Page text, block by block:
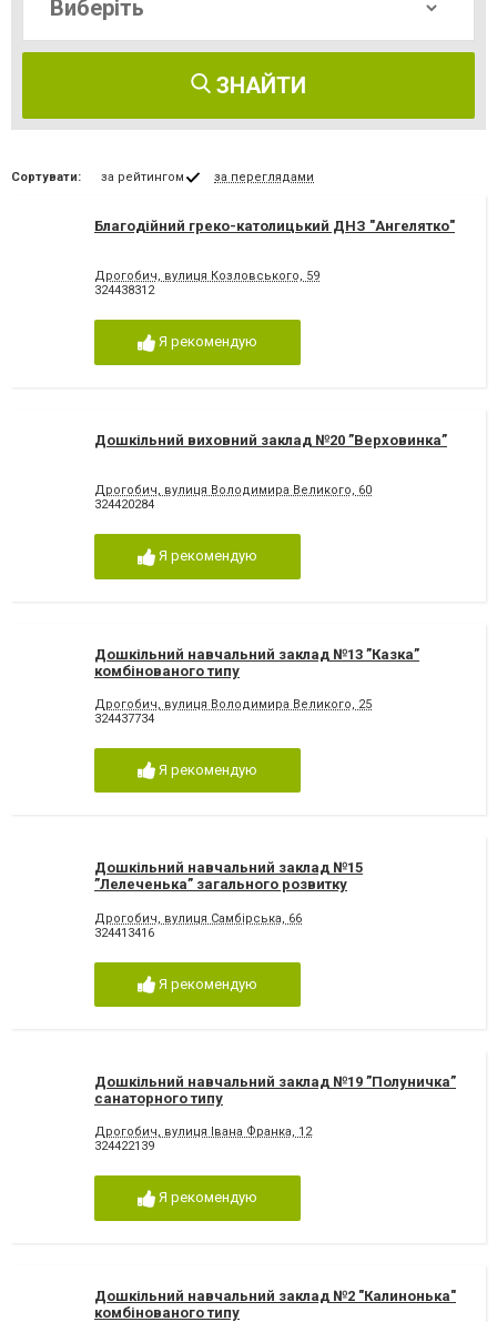
ЗНАЙТИ
Сортувати: за рейтингом за переглядами
Благодійний греко-католицький ДНЗ "Ангелятко"
Дрогобич, вулиця Козловського, 59
324438312
Я рекомендую
Дошкільний виховний заклад №20 ”Верховинка”
Дрогобич, вулиця Володимира Великого, 60
324420284
Я рекомендую
Дошкільний навчальний заклад №13 ”Казка”
комбінованого типу
Дрогобич, вулиця Володимира Великого, 25
324437734
Я рекомендую
Дошкільний навчальний заклад №15
”Лелеченька” загального розвитку
Дрогобич, вулиця Самбірська, 66
324413416
Я рекомендую
Дошкільний навчальний заклад №19 ”Полуничка”
санаторного типу
Дрогобич, вулиця Івана Франка, 12
324422139
Я рекомендую
Дошкільний навчальний заклад №2 "Калинонька"
комбінованого типу